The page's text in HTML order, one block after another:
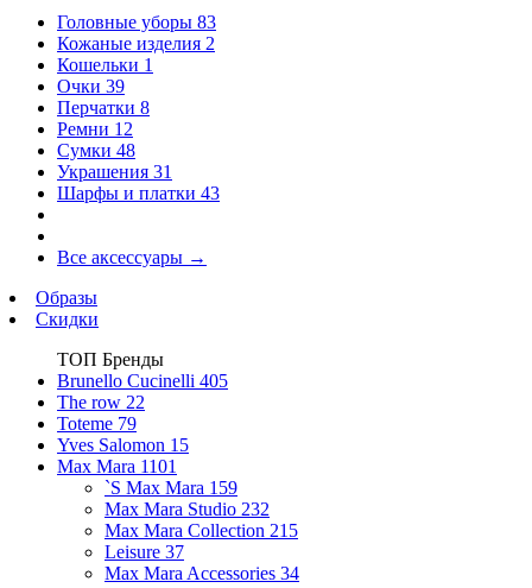
Головные уборы 83
Кожаные изделия 2
Кошельки 1
Очки 39
Перчатки 8
Ремни 12
Сумки 48
Украшения 31
Шарфы и платки 43
Все аксессуары →
Образы
Скидки
ТОП Бренды
Brunello Cucinelli 405
The row 22
Toteme 79
Yves Salomon 15
Max Mara 1101
`S Max Mara 159
Max Mara Studio 232
Max Mara Collection 215
Leisure 37
Max Mara Accessories 34